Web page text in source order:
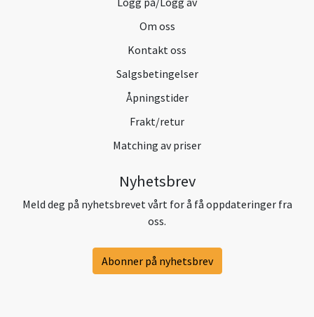
Om oss
Kontakt oss
Salgsbetingelser
Åpningstider
Frakt/retur
Matching av priser
Nyhetsbrev
Meld deg på nyhetsbrevet vårt for å få oppdateringer fra
oss.
Abonner på nyhetsbrev